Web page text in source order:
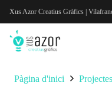
Xus Azor Creatius Gràfics |
Pàgina d'inici
Projectes